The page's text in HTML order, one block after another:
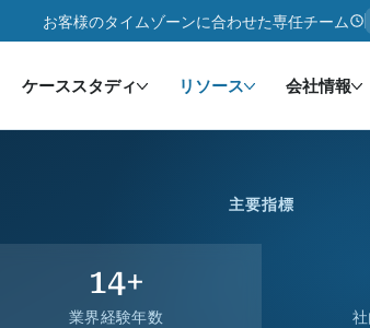
お客様のタイムゾーンに合わせた専任チーム
ケーススタディ リソース 会社情報
主要指標
14+
業界経験年数